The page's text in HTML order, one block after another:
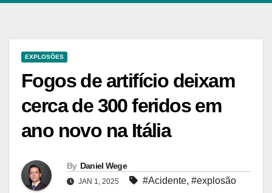
EXPLOSÕES
Fogos de artifício deixam
cerca de 300 feridos em
ano novo na Itália
By Daniel Wege
JAN 1, 2025 #Acidente, #explosão